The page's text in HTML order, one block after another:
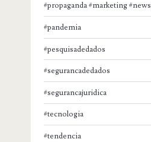
#propaganda #marketing #news
#pandemia
#pesquisadedados
#segurancadedados
#segurancajuridica
#tecnologia
#tendencia